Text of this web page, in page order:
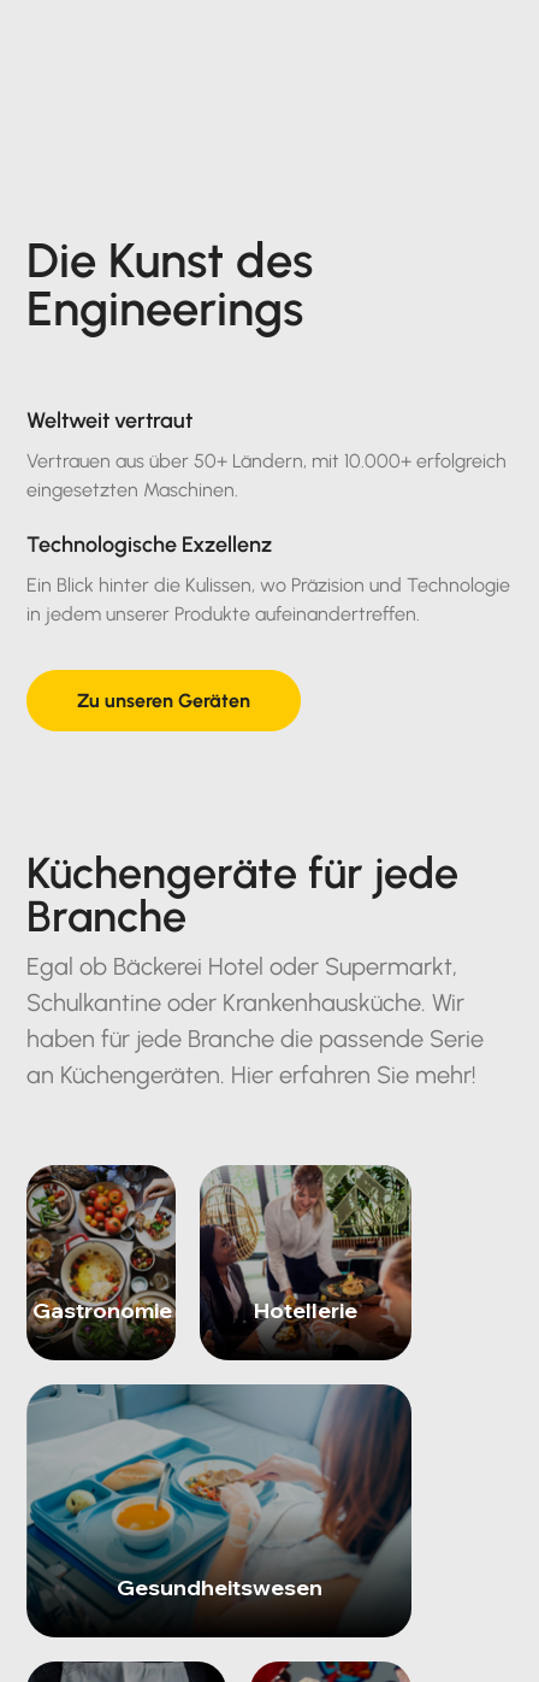
Die Kunst des
Engineerings
Weltweit vertraut
Vertrauen aus über 50+ Ländern, mit 10.000+ erfolgreich
eingesetzten Maschinen.
Zu unseren Geräten
Technologische Exzellenz
Ein Blick hinter die Kulissen, wo Präzision und Technologie
in jedem unserer Produkte aufeinandertreffen.
Küchengeräte für jede
Branche
Egal ob Bäckerei Hotel oder Supermarkt,
Schulkantine oder Krankenhausküche. Wir
haben für jede Branche die passende Serie
an Küchengeräten. Hier erfahren Sie mehr!
Gastronomie Hotellerie
Gesundheitswesen